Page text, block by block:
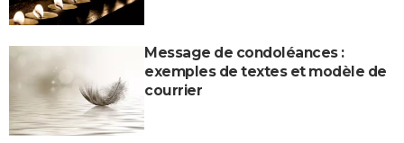
Message de condoléances :
exemples de textes et modèle de
courrier